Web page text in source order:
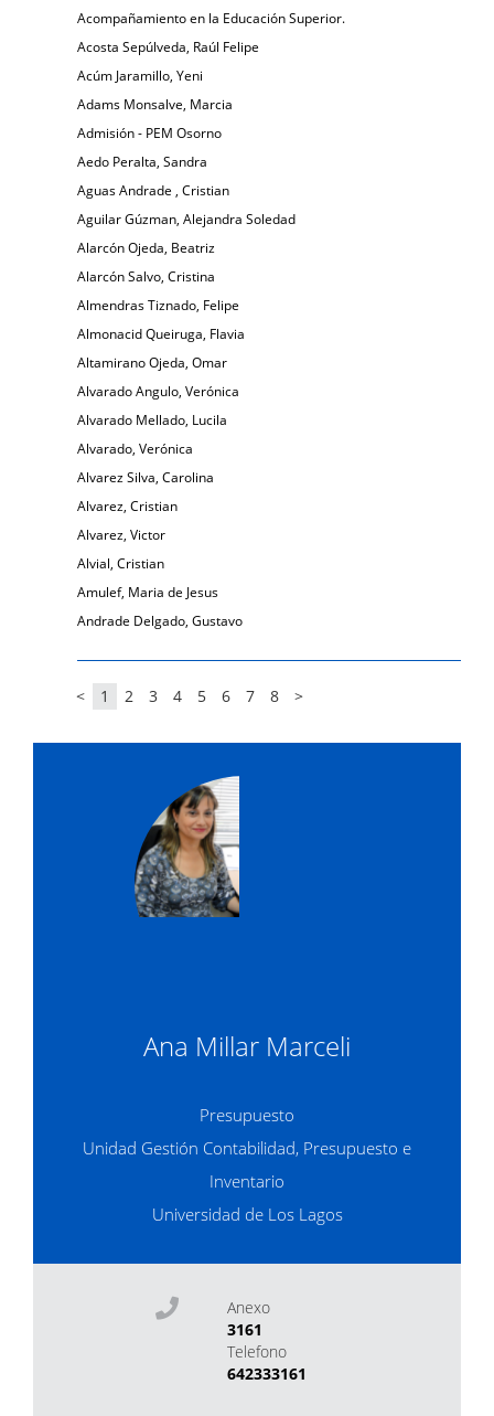
Acompañamiento en la Educación Superior.
Acosta Sepúlveda, Raúl Felipe
Acúm Jaramillo, Yeni
Adams Monsalve, Marcia
Admisión - PEM Osorno
Aedo Peralta, Sandra
Aguas Andrade , Cristian
Aguilar Gúzman, Alejandra Soledad
Alarcón Ojeda, Beatriz
Alarcón Salvo, Cristina
Almendras Tiznado, Felipe
Almonacid Queiruga, Flavia
Altamirano Ojeda, Omar
Alvarado Angulo, Verónica
Alvarado Mellado, Lucila
Alvarado, Verónica
Alvarez Silva, Carolina
Alvarez, Cristian
Alvarez, Victor
Alvial, Cristian
Amulef, Maria de Jesus
Andrade Delgado, Gustavo
< 1 2 3 4 5 6 7 8 >
Ana Millar Marceli
Presupuesto
Unidad Gestión Contabilidad, Presupuesto e
Inventario
Universidad de Los Lagos
Anexo
3161
Telefono
642333161